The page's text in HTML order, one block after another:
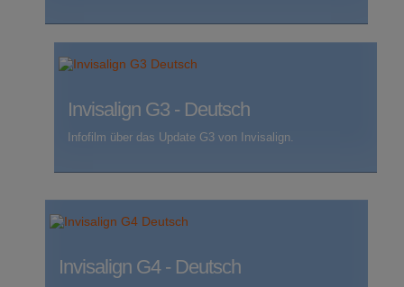
Invisalign G3 - Deutsch
Infofilm über das Update G3 von Invisalign.
Invisalign G4 - Deutsch